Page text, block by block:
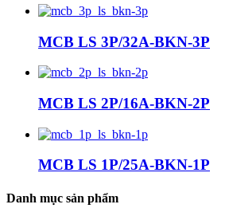
MCB LS 3P/32A-BKN-3P
MCB LS 2P/16A-BKN-2P
MCB LS 1P/25A-BKN-1P
Danh mục sản phẩm